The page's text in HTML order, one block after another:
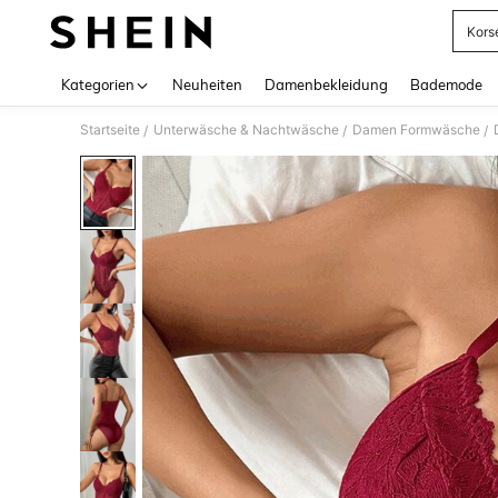
Kategorien Neuheiten Damenbekleidung Bademode
Startseite / Unterwäsche & Nachtwäsche / Damen Formwäsche /